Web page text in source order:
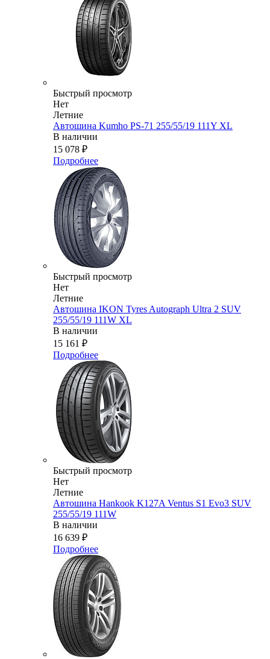
Быстрый просмотр
Нет
Летние
Автошина Kumho PS-71 255/55/19 111Y XL
В наличии
15 078 ₽
Подробнее
Быстрый просмотр
Нет
Летние
Автошина IKON Tyres Autograph Ultra 2 SUV
255/55/19 111W XL
В наличии
15 161 ₽
Подробнее
Быстрый просмотр
Нет
Летние
Автошина Hankook K127A Ventus S1 Evo3 SUV
255/55/19 111W
В наличии
16 639 ₽
Подробнее